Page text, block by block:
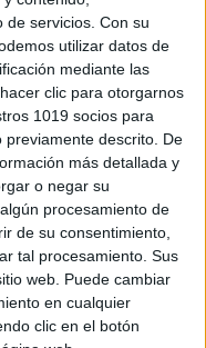
servicios. Con su
utilizar datos de
mediante las
clic para otorgarnos
1019 socios para
descrito. De
más detallada y
o negar su
procesamiento de
de su consentimiento,
tal procesamiento. Sus
web. Puede cambiar
en cualquier
clic en el botón
86
84
83
83
82